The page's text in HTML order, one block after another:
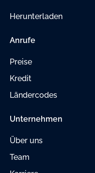
Herunterladen
Anrufe
Preise
Kredit
Ländercodes
Unternehmen
Über uns
Team